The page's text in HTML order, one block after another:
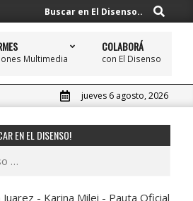
Buscar en El Disenso.. Buscar
Multimedia
COLABORÁ
con El Disenso
jueves 6 agosto, 2026
EN EL DISENSO!
- Karina Milei - Pauta Oficial